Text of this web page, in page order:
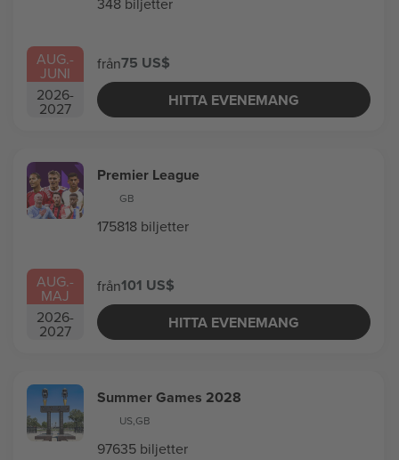
AUG.-
JUNI
2026-
2027
från75 US$
HITTA EVENEMANG
AUG.-
MAJ
2026-
2027
Premier League
GB
175818 biljetter
från101 US$
HITTA EVENEMANG
Summer Games 2028
US,GB
97635 biljetter